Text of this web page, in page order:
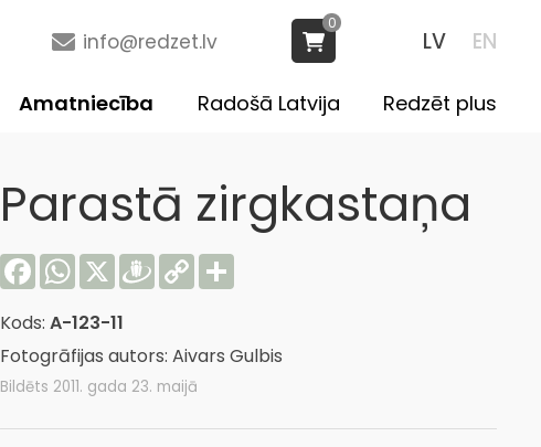
LV EN
info@redzet.lv
0
Redzēt plus
Radošā Latvija
Amatniecība
Parastā zirgkastaņa
Facebook
WhatsApp
X Draugiem
Copy
Link
Share
Kods: A-123-11
Fotogrāfijas autors: Aivars Gulbis
Bildēts 2011. gada 23. maijā